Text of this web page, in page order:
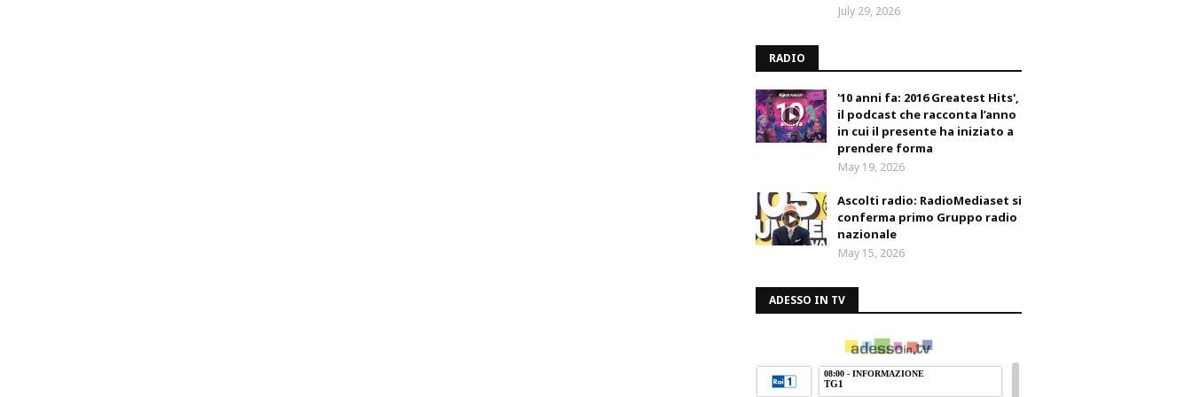
July 29, 2026
RADIO
'10 anni fa: 2016 Greatest Hits',
il podcast che racconta l’anno
in cui il presente ha iniziato a
prendere forma
May 19, 2026
Ascolti radio: RadioMediaset si
conferma primo Gruppo radio
nazionale
May 15, 2026
ADESSO IN TV